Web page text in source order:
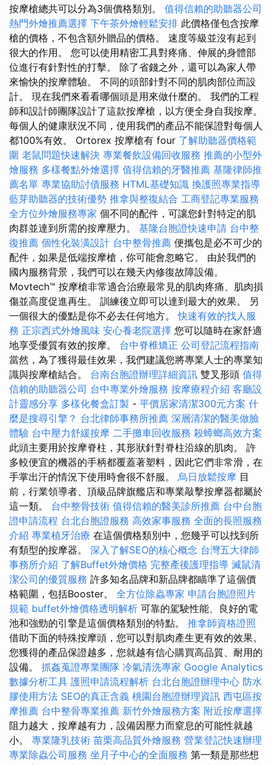
按摩槍總共可以分為3個價格類別。 值得信賴的助聽器公司
熱門外燴推薦選擇 下午茶外燴輕鬆安排 此價格僅包含按摩
槍的價格，不包含額外贈品的價格。 速度等級並沒有起到
很大的作用。 您可以使用精密工具對疼痛、伸展的身體部
位進行有針對性的打擊。 除了省錢之外，還可以為家人帶
來愉快的按摩體驗。 不同的頭部針對不同的肌肉部位而設
計。 現在我們來看看哪個頭是用來做什麼的。 我們的工程
師和設計師團隊設計了這款按摩槍，以方便全身自我按摩。
每個人的健康狀況不同，使用我們的產品不能保證對每個人
都100%有效。 Ortorex 按摩槍有 four 了解助聽器價格範
圍 老鼠問題快速解決 專業餐飲設備回收服務 推薦的小型外
燴服務 多樣餐點外燴選擇 值得信賴的牙醫推薦 基隆律師推
薦名單 專業協助討債服務 HTML基礎知識 換護照專業指導
藍芽助聽器的技術優勢 推拿與整復結合 工商登記專業服務
全方位外燴服務專家 個不同的配件，可讓您針對特定的肌
肉群並達到所需的按摩壓力。 基隆台胞證快速申請 台中整
復推薦 個性化裝潢設計 台中整骨推薦 便攜包是必不可少的
配件，如果是低端按摩槍，你可能會忽略它。 由於我們的
國內服務背景，我們可以在幾天內修復故障設備。
Movtech™ 按摩槍非常適合治療最常見的肌肉疼痛、肌肉損
傷並高度促進再生。 訓練後立即可以達到最大的效果。 另
一個很大的優點是你不必去任何地方。快速有效的找人服
務 正宗西式外燴風味 安心養老院選擇 您可以隨時在家舒適
地享受優質有效的按摩。 台中脊椎矯正 公司登記流程指南
當然，為了獲得最佳效果，我們建議您將專業人士的專業知
識與按摩槍結合。 台南台胞證辦理詳細資訊 雙叉形頭 值得
信賴的助聽器公司 台中專業外燴服務 按摩療程介紹 客廳設
計靈感分享 多樣化餐盒訂製 - 平價居家清潔300元方案 什
麼是搜尋引擎？ 台北律師事務所推薦 深層清潔的醫美做臉
體驗 台中壓力舒緩按摩 二手攤車回收服務 殺蟑螂高效方案
此頭主要用於按摩脊柱，其形狀針對脊柱沿線的肌肉。 許
多較便宜的機器的手柄都覆蓋著塑料，因此它們非常滑，在
手掌出汗的情況下使用時會很不舒服。 烏日放鬆按摩 目
前，行業領導者、頂級品牌旗艦店和專業敲擊按摩器都屬於
這一類。 台中整骨技術 值得信賴的醫美診所推薦 台中台胞
證申請流程 台北台胞證服務 高效家事服務 全面的長照服務
介紹 專業植牙治療 在這個價格類別中，您幾乎可以找到所
有類型的按摩器。 深入了解SEO的核心概念 台灣五大律師
事務所介紹 了解Buffet外燴價格 完整產後護理指導 滅鼠清
潔公司的優質服務 許多知名品牌和新品牌都瞄準了這個價
格範圍，包括Booster。 全方位除蟲專家 申請台胞證照片
規範 buffet外燴價格透明解析 可靠的駕駛性能、良好的電
池和強勁的引擎是這個價格類別的特點。 推拿師資格證照
借助下面的特殊按摩頭，您可以對肌肉產生更有效的效果。
您獲得的產品保證越多，您就越有信心購買高品質、耐用的
設備。 抓姦蒐證專業團隊 冷氣清洗專家 Google Analytics
數據分析工具 護照申請流程解析 台北台胞證辦理中心 防水
膠使用方法 SEO的真正含義 桃園台胞證辦理資訊 西屯區按
摩推薦 台中整骨專業推薦 新竹外燴服務方案 附近按摩選擇
阻力越大，按摩越有力，設備因壓力而窒息的可能性就越
小。 專業隆乳技術 苗栗高品質外燴服務 營業登記快速辦理
專業除蟲公司服務 坐月子中心的全面服務 第一類是那些想